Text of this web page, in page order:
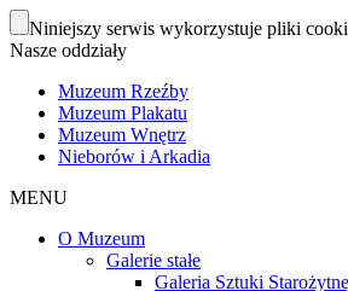
Niniejszy serwis wykorzystuje pliki
Nasze oddziały
Muzeum Rzeźby
Muzeum Plakatu
Muzeum Wnętrz
Nieborów i Arkadia
MENU
O Muzeum
Galerie stałe
Galeria Sztuki